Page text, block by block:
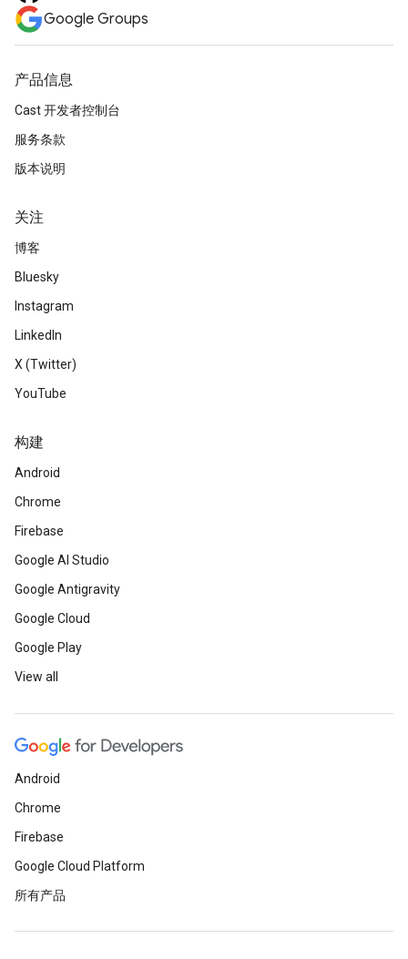
Google Groups
产品信息
Cast 开发者控制台
服务条款
版本说明
关注
博客
Bluesky
Instagram
LinkedIn
X (Twitter)
YouTube
构建
Android
Chrome
Firebase
Google AI Studio
Google Antigravity
Google Cloud
Google Play
View all
Android
Chrome
Firebase
Google Cloud Platform
所有产品